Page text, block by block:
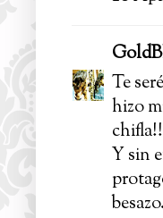
Te
hizo
Y sin
besazo.